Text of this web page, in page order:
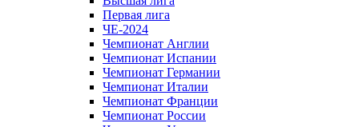
Первая лига
ЧЕ-2024
Чемпионат Англии
Чемпионат Испании
Чемпионат Германии
Чемпионат Италии
Чемпионат Франции
Чемпионат России